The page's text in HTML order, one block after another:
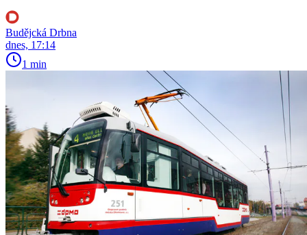
Budějcká Drbna
dnes, 17:14
1 min